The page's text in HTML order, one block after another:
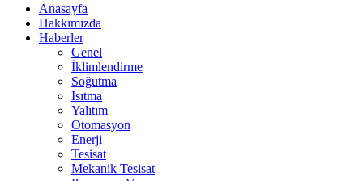
Anasayfa
Hakkımızda
Haberler
Genel
İklimlendirme
Soğutma
Isıtma
Yalıtım
Otomasyon
Enerji
Tesisat
Mekanik Tesisat